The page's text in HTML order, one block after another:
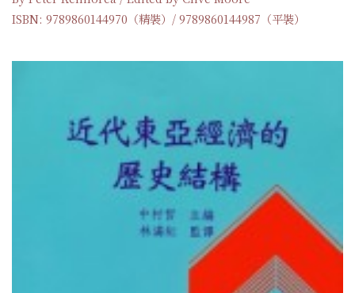
ISBN: 9789860144970（精裝）/ 9789860144987（平裝）